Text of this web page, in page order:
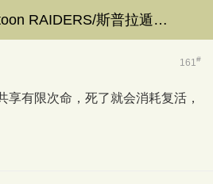
Switch 2《Splatoon RAIDERS/斯普拉遁 涂击队》7月23日发售，系列首个外传作品
161#
享有限次命，死了就会消耗复活，